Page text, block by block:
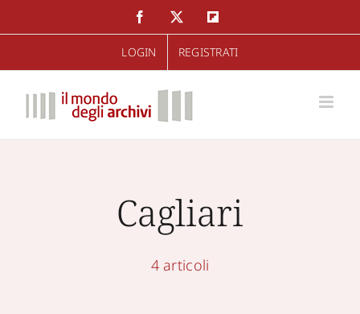
al
FacebookTwitter
LOGIN REGISTRATI
Cagliari
4 articoli